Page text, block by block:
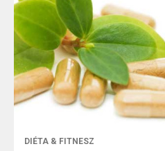
DIÉTA & FITNESZ